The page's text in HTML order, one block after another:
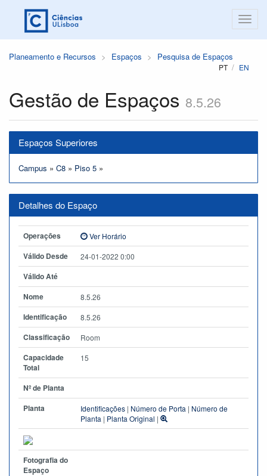
Planeamento e Recursos Espaços Pesquisa de Espaços
PT EN
Gestão de Espaços 8.5.26
Espaços Superiores
Campus » C8 » Piso 5 »
Detalhes do Espaço
Operações Ver Horário
Válido Desde 24-01-2022 0:00
Válido Até
Nome
8.5.26
Identificação 8.5.26
Classificação Room
Capacidade
Total
15
Nº de Planta
Planta
Identificações | Número de Porta | Número de
Planta | Planta Original |
Fotografia do
Espaço